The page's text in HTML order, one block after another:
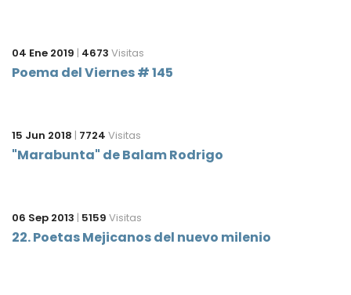
04 Ene 2019 | 4673 Visitas
Poema del Viernes # 145
15 Jun 2018 | 7724 Visitas
"Marabunta" de Balam Rodrigo
06 Sep 2013 | 5159 Visitas
22. Poetas Mejicanos del nuevo milenio